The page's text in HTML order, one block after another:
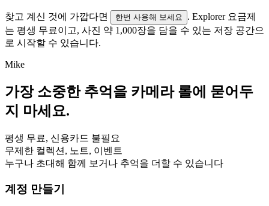
찾고 계신 것에 가깝다면 한번 사용해 보세요
. Explorer 요금제
는 평생 무료이고, 사진 약 1,000장을 담을 수 있는 저장 공간으
로 시작할 수 있습니다.
Mike
가장 소중한 추억을 카메라 롤에 묻어두
지 마세요.
평생 무료, 신용카드 불필요
무제한 컬렉션, 노트, 이벤트
누구나 초대해 함께 보거나 추억을 더할 수 있습니다
계정 만들기